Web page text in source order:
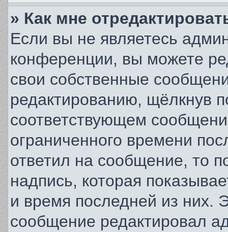
» Как мне
Если вы не являетесь
конференции, вы можете
свои собственные
редактированию, щёлкнув
соответствующем
ограниченного времени
ответил на сообщение, то
надпись, которая
и время последней из них.
сообщение редактировал